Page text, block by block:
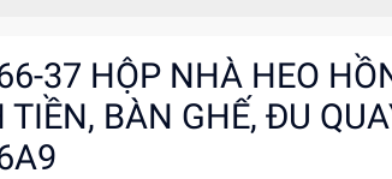
37 HỘP NHÀ HEO
TIỀN, BÀN GHẾ, ĐU